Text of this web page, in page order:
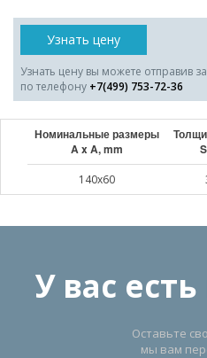
Узнать цену
Узнать цену вы можете отправив
по телефону +7(499) 753-72-36
Номинальные размеры
A x A, mm
140x60
У вас
Оставьте
мы вам